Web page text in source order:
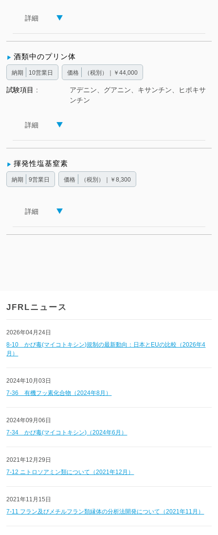
詳細
酒類中のプリン体
納期 10営業日 価格 （税別）｜￥44,000
試験項目
アデニン、グアニン、キサンチン、ヒポキサ
ンチン
詳細
揮発性塩基窒素
納期 9営業日 価格 （税別）｜￥8,300
詳細
JFRLニュース
2026年04月24日
8-10 かび毒(マイコトキシン)規制の最新動向：日本とEUの比較（2026年4
月）
2024年10月03日
7-36 有機フッ素化合物（2024年8月）
2024年09月06日
7-34 かび毒(マイコトキシン)（2024年6月）
2021年12月29日
7-12 ニトロソアミン類について（2021年12月）
2021年11月15日
7-11 フラン及びメチルフラン類縁体の分析法開発について（2021年11月）